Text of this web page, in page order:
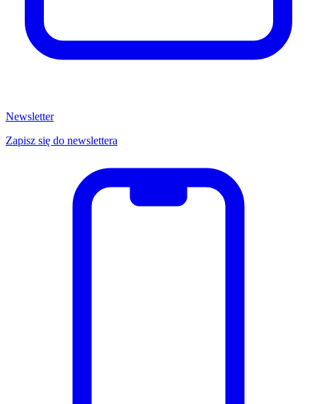
Newsletter
Zapisz się do newslettera